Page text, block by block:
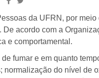
da UFRN, por
De acordo com a
e comportamental.
fumar e em quanto
normalização do nível